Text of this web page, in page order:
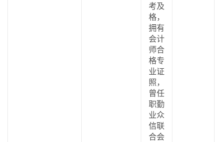
考及
格，
拥有
会计
师合
格专
业证
照，
曾任
职勤
业众
信联
合会